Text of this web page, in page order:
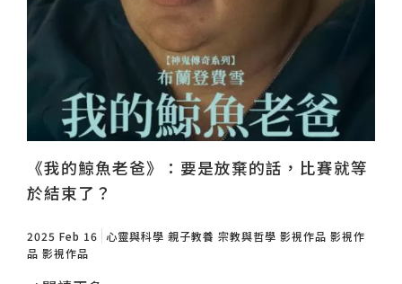
《我的鯨魚老爸》：要是放棄的話，比賽就等
於結束了？
2025 Feb 16 心靈與科學 親子教養 宗教與哲學 影視作品 影視作
品 影視作品